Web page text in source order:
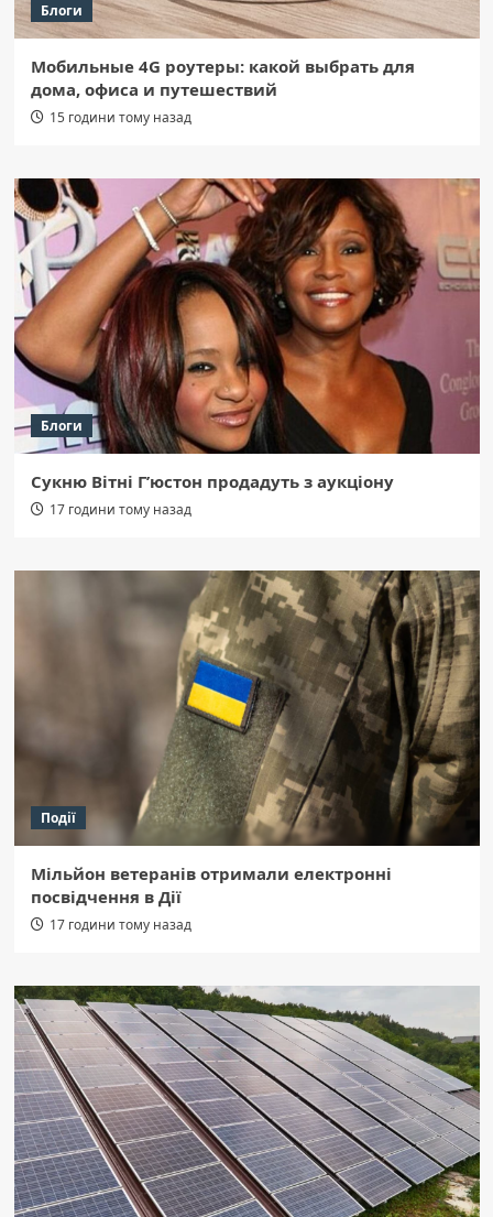
Блоги
Мобильные 4G роутеры: какой выбрать для
дома, офиса и путешествий
15 години тому назад
Блоги
Сукню Вітні Г’юстон продадуть з аукціону
17 години тому назад
Події
Мільйон ветеранів отримали електронні
посвідчення в Дії
17 години тому назад